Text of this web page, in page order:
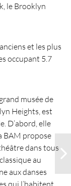
le Brooklyn
et les plus
occupant 5.7
musée de
Heights, est
D’abord, elle
BAM propose
dans tous
au
aux danses